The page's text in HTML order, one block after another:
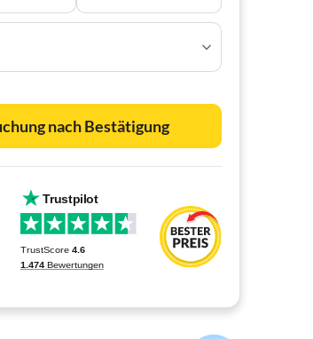
nach Bestätigung